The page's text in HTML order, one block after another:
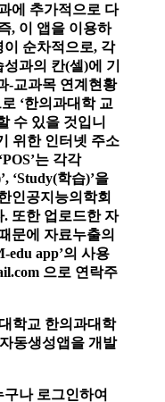
에 추가적으로 다
, 이 앱을 이용하
순차적으로, 각
과의 칸(셀)에 기
-교과목 연계현황
‘한의과대학 교
수 있을 것입니
위한 인터넷 주소
는 각각
‘Study(학습)’을
인공지능의학회
. 또한 업로드한 자
문에 자료누출의
edu app’의 사용
으로 연락주
학교 한의과대학
동생성앱을 개발
나 로그인하여